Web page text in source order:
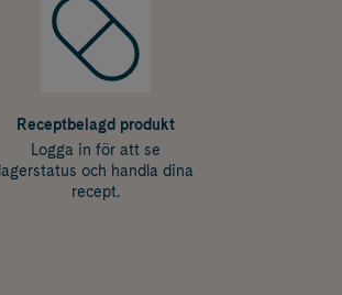
Receptbelagd produkt
Logga in för att se
lagerstatus och handla dina
recept.